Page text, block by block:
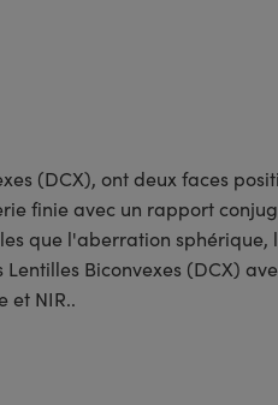
(DCX), ont deux faces
finie avec un rapport
que l'aberration
Biconvexes (DCX)
et NIR..